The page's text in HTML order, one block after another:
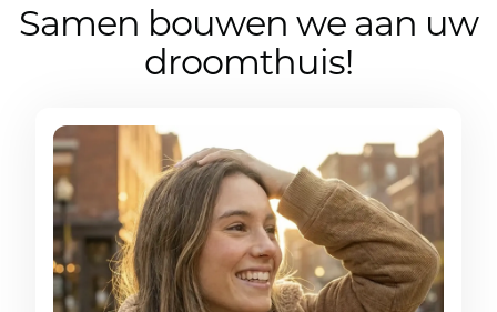
Samen bouwen we aan uw
droomthuis!